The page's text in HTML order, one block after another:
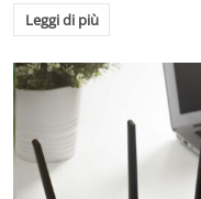
Leggi di più